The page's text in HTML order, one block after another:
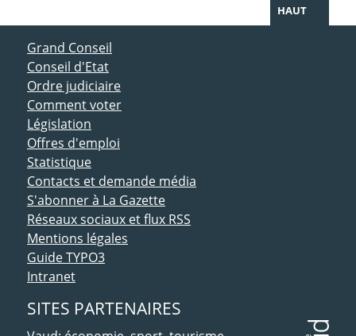
HAUT
ACCÈS DIRECT
Grand Conseil
Conseil d'Etat
Ordre judiciaire
Comment voter
Législation
Offres d'emploi
Statistique
Contacts et demande média
S'abonner à La Gazette
Réseaux sociaux et flux RSS
Mentions légales
Guide TYPO3
Intranet
SITES PARTENAIRES